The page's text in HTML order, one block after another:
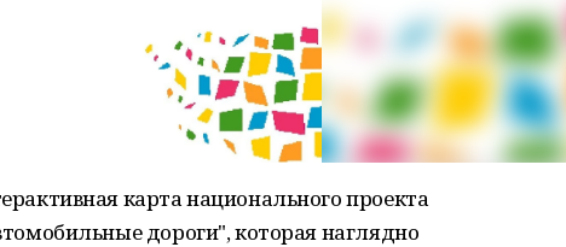
карта национального проекта
дороги", которая наглядно